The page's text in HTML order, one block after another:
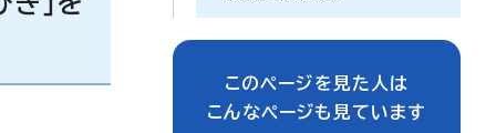
このページを見た人は
こんなページも見ています